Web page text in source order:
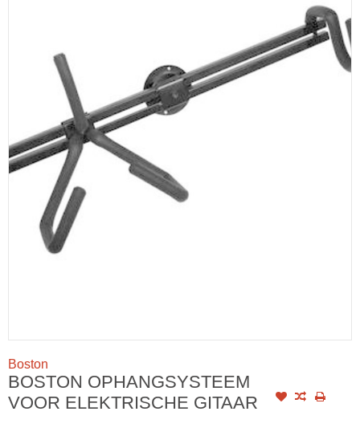
Boston
BOSTON OPHANGSYSTEEM
VOOR ELEKTRISCHE GITAAR